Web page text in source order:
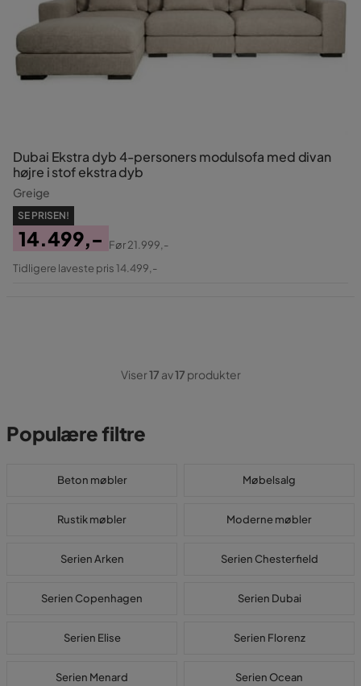
Dubai Ekstra dyb 4-personers modulsofa med divan
højre i stof ekstra dyb
Greige
SE PRISEN!
Pris
14.499,-
Original
Før21.999,-
Tidligere laveste pris 14.499,-
Viser17 av17 produkter
Populære filtre
Beton møbler Møbelsalg
Rustik møbler Moderne møbler
Serien Arken Serien Chesterfield
Serien Copenhagen Serien Dubai
Serien Elise Serien Florenz
Serien Menard Serien Ocean